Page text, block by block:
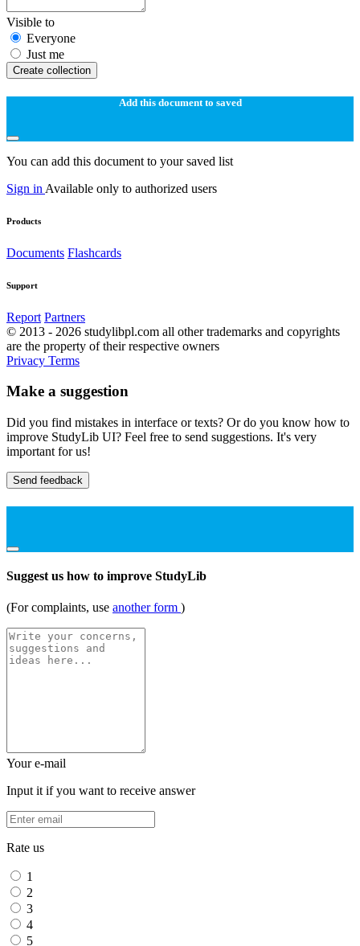
Visible to
Everyone
Just me
Create collection
Add this document to saved
You can add this document to your saved list
Sign in Available only to authorized users
Products
Documents Flashcards
Support
Report Partners
© 2013 - 2026 studylibpl.com all other trademarks and copyrights
are the property of their respective owners
Privacy Terms
Make a suggestion
Did you find mistakes in interface or texts? Or do you know how to
improve StudyLib UI? Feel free to send suggestions. It's very
important for us!
Send feedback
Suggest us how to improve StudyLib
(For complaints, use another form )
Your e-mail
Input it if you want to receive answer
Rate us
1
2
3
4
5